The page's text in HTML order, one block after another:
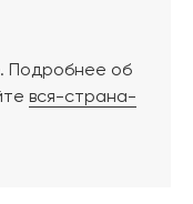
Подробнее об
вся-страна-